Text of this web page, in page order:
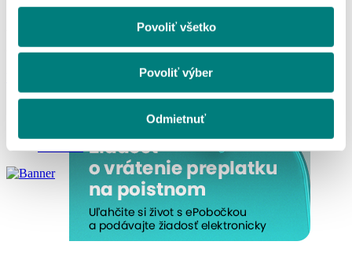
Povoliť všetko
Povoliť výber
Odmietnuť
Stiahnite si mobilnú aplikáciu VšZP z App Gallery
© Všeobecná zdravotná poisťovňa, a. s.|Mapa stránok
InterWay